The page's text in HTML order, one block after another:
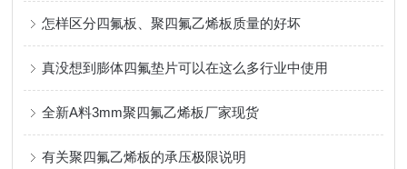
怎样区分四氟板、聚四氟乙烯板质量的好坏
真没想到膨体四氟垫片可以在这么多行业中使用
全新A料3mm聚四氟乙烯板厂家现货
有关聚四氟乙烯板的承压极限说明